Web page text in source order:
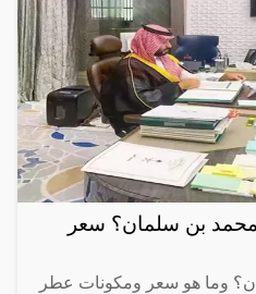
بن سلمان؟ سعر
وما هو سعر ومكونات عطر